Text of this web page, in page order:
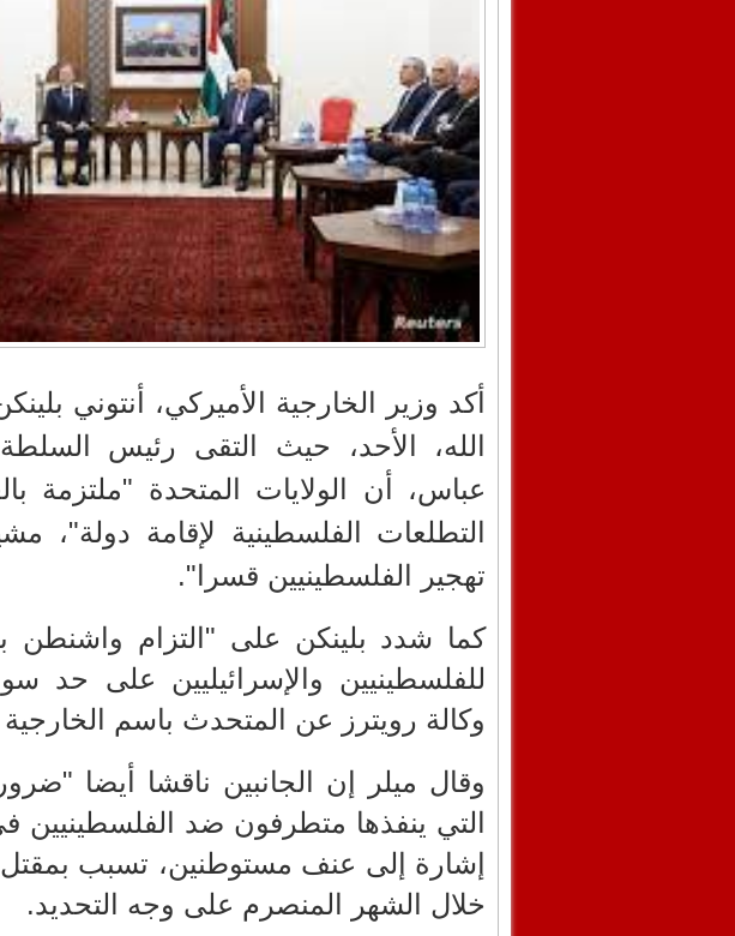
أكد وزير الخارجية الأميركي، أنتوني
الله، الأحد، حيث التقى رئيس
عباس، أن الولايات المتحدة "ملتزمة
التطلعات الفلسطينية لإقامة دولة"،
تهجير الفلسطينيين قسرا".
كما شدد بلينكن على "التزام واشنطن
للفلسطينيين والإسرائيليين على حد
وكالة رويترز عن المتحدث باسم الخارجية
وقال ميلر إن الجانبين ناقشا أيضا
التي ينفذها متطرفون ضد الفلسطينيين
إشارة إلى عنف مستوطنين، تسبب
خلال الشهر المنصرم على وجه التحديد.